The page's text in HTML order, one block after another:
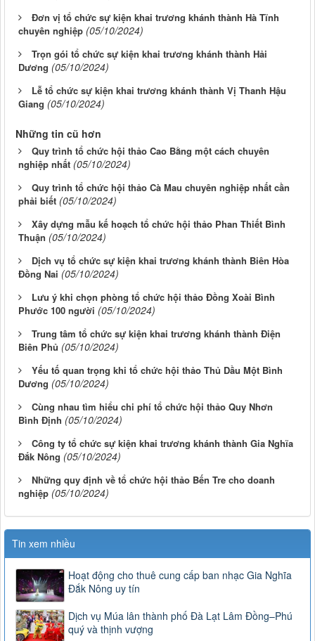
Đơn vị tổ chức sự kiện khai trương khánh thành Hà Tĩnh
chuyên nghiệp (05/10/2024)
Trọn gói tổ chức sự kiện khai trương khánh thành Hải
Dương (05/10/2024)
Lễ tổ chức sự kiện khai trương khánh thành Vị Thanh Hậu
Giang (05/10/2024)
Những tin cũ hơn
Quy trình tổ chức hội thảo Cao Bằng một cách chuyên
nghiệp nhất (05/10/2024)
Quy trình tổ chức hội thảo Cà Mau chuyên nghiệp nhất cần
phải biết (05/10/2024)
Xây dựng mẫu kế hoạch tổ chức hội thảo Phan Thiết Bình
Thuận (05/10/2024)
Dịch vụ tổ chức sự kiện khai trương khánh thành Biên Hòa
Đồng Nai (05/10/2024)
Lưu ý khi chọn phòng tổ chức hội thảo Đồng Xoài Bình
Phước 100 người (05/10/2024)
Trung tâm tổ chức sự kiện khai trương khánh thành Điện
Biên Phủ (05/10/2024)
Yếu tố quan trọng khi tổ chức hội thảo Thủ Dầu Một Bình
Dương (05/10/2024)
Cùng nhau tìm hiểu chi phí tổ chức hội thảo Quy Nhơn
Bình Định (05/10/2024)
Công ty tổ chức sự kiện khai trương khánh thành Gia Nghĩa
Đắk Nông (05/10/2024)
Những quy định về tổ chức hội thảo Bến Tre cho doanh
nghiệp (05/10/2024)
Tin xem nhiều
Hoạt động cho thuê cung cấp ban nhạc Gia Nghĩa
Đắk Nông uy tín
Dịch vụ Múa lân thành phố Đà Lạt Lâm Đồng–Phú
quý và thịnh vượng